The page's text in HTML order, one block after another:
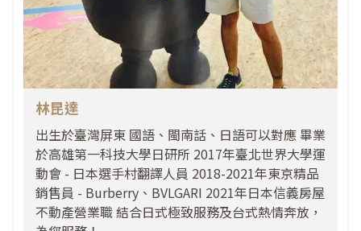
林昆達
出生於臺灣屏東 國語、閩南話、日語可以對應 畢業
於高雄第一科技大學日研所 2017年臺北世界大學運
動會 - 日本選手村翻譯人員 2018-2021年東京精品
銷售員 - Burberry、BVLGARI 2021年日本信義房屋
不動產營業職 結合日式極致服務及台式熱情奔放，